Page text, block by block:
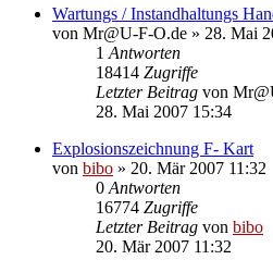
Wartungs / Instandhaltungs
von Mr@U-F-O.de » 28. Mai
1 Antworten
18414 Zugriffe
Letzter Beitrag von
28. Mai 2007 15:34
Explosionszeichnung F- Kart
von bibo » 20. Mär 2007 11:32
0 Antworten
16774 Zugriffe
Letzter Beitrag von bibo
20. Mär 2007 11:32